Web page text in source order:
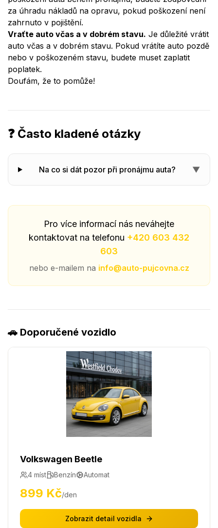
za úhradu nákladů na opravu, pokud poškození není
zahrnuto v pojištění.
Vraťte auto včas a v dobrém stavu. Je důležité vrátit
auto včas a v dobrém stavu. Pokud vrátíte auto pozdě
nebo v poškozeném stavu, budete muset zaplatit
poplatek.
Doufám, že to pomůže!
❓ Často kladené otázky
Na co si dát pozor při pronájmu auta? ▼
Pro více informací nás neváhejte
kontaktovat na telefonu +420 603 432
603
nebo e-mailem na info@auto-pujcovna.cz
🚗 Doporučené vozidlo
Volkswagen Beetle
4 míst Benzín Automat
899 Kč/den
Zobrazit detail vozidla